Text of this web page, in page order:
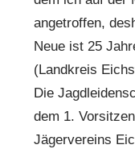
angetroffen,
Neue ist 25
(Landkreis
Die
dem 1.
Jägervereins